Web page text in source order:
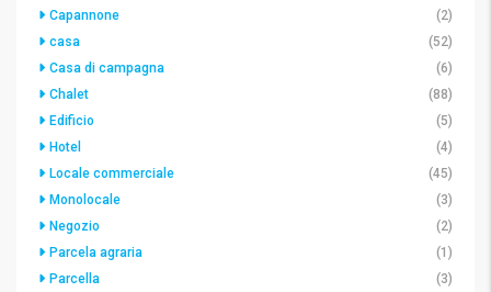
Capannone
(2)
casa
(52)
Casa di campagna
(6)
Chalet
(88)
Edificio
(5)
Hotel
(4)
Locale commerciale
(45)
Monolocale
(3)
Negozio
(2)
Parcela agraria
(1)
Parcella
(3)